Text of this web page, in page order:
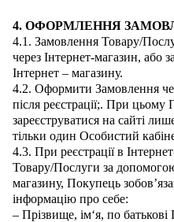
4. ОФОРМЛЕННЯ
4.1. Замовлення Товару/
через Інтернет-магазин, або
Інтернет – магазину.
4.2. Оформити Замовлення
після реєстрації;. При
зареєструватися на сайті
тільки один Особистий
4.3. При реєстрації в
Товару/Послуги за
магазину, Покупець
інформацію про себе:
– Прізвище, ім‘я, по